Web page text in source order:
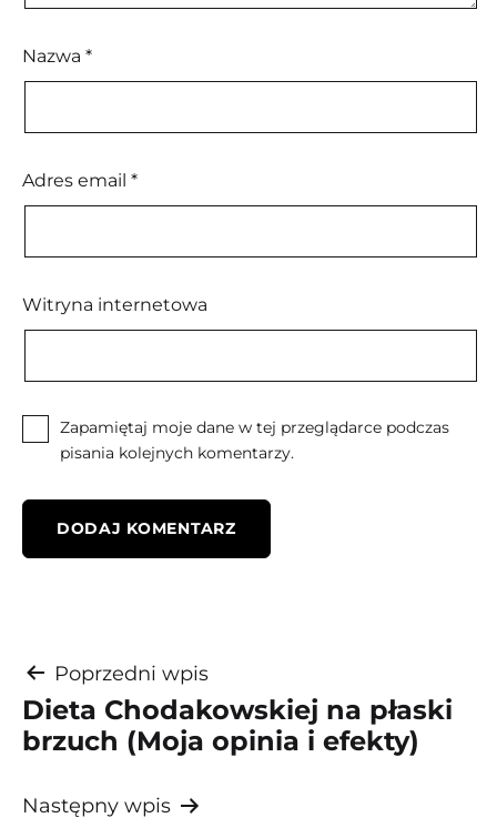
Nazwa *
Adres email *
Witryna internetowa
Zapamiętaj moje dane w tej przeglądarce podczas
pisania kolejnych komentarzy.
Nawigacja
wpisu
Poprzedni wpis
Dieta Chodakowskiej na płaski
brzuch (Moja opinia i efekty)
Następny wpis